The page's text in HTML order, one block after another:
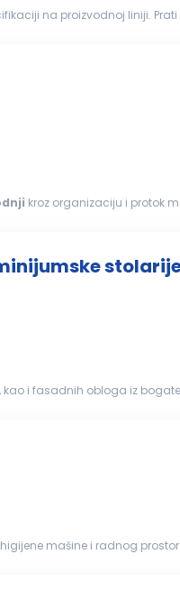
kroz organizaciju i protok
i fasadnih obloga iz
Posvećenost i odgovornost